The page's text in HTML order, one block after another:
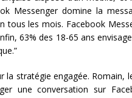
Messenger domine la
tous les mois. Facebook
63% des 18-65 ans
la stratégie engagée.
une conversation sur